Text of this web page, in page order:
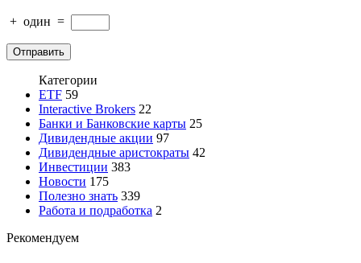
+ один =
Категории
ETF 59
Interactive Brokers 22
Банки и Банковские карты 25
Дивидендные акции 97
Дивидендные аристократы 42
Инвестиции 383
Новости 175
Полезно знать 339
Работа и подработка 2
Рекомендуем